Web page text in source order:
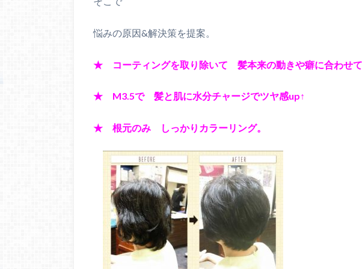
悩みの原因&解決策を提案。
★ コーティングを取り除いて 髪本来の動きや癖に合わせて
★ M3.5で 髪と肌に水分チャージでツヤ感up↑
★ 根元のみ しっかりカラーリング。